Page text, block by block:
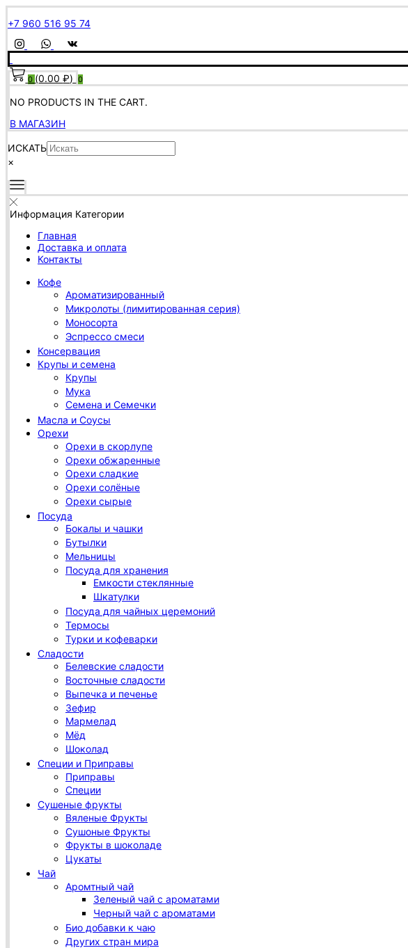
+7 960 516 95 74
0 (0.00₽) 0
NO PRODUCTS IN THE CART.
В МАГАЗИН
ИСКАТЬ
×
Информация Категории
Главная
Доставка и оплата
Контакты
Кофе
Ароматизированный
Микролоты (лимитированная серия)
Моносорта
Эспрессо смеси
Консервация
Крупы и семена
Крупы
Мука
Семена и Семечки
Масла и Соусы
Орехи
Орехи в скорлупе
Орехи обжаренные
Орехи сладкие
Орехи солёные
Орехи сырые
Посуда
Бокалы и чашки
Бутылки
Мельницы
Посуда для хранения
Емкости стеклянные
Шкатулки
Посуда для чайных церемоний
Термосы
Турки и кофеварки
Сладости
Белевские сладости
Восточные сладости
Выпечка и печенье
Зефир
Мармелад
Мёд
Шоколад
Специи и Приправы
Приправы
Специи
Сушеные фрукты
Вяленые Фрукты
Сушоные Фрукты
Фрукты в шоколаде
Цукаты
Чай
Аромтный чай
Зеленый чай с ароматами
Черный чай с ароматами
Био добавки к чаю
Других стран мира